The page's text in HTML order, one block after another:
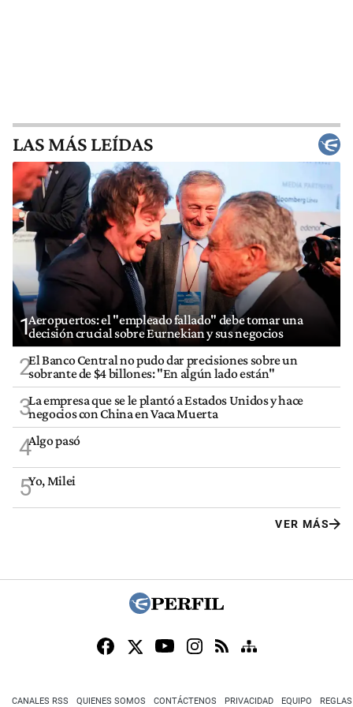
LAS MÁS LEÍDAS
1Aeropuertos: el "empleado fallado" debe tomar una
decisión crucial sobre Eurnekian y sus negocios
2El Banco Central no pudo dar precisiones sobre un
sobrante de $4 billones: "En algún lado están"
3La empresa que se le plantó a Estados Unidos y hace
negocios con China en Vaca Muerta
4Algo pasó
5Yo, Milei
VER MÁS
CANALES RSS QUIENES SOMOS CONTÁCTENOS PRIVACIDAD EQUIPO